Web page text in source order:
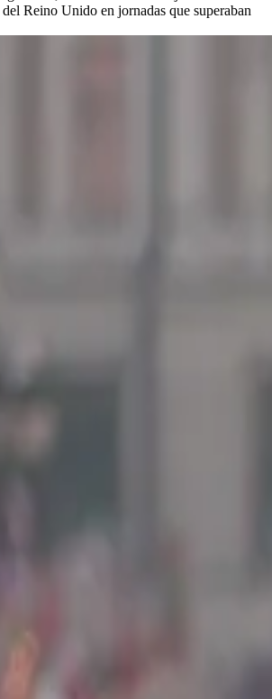
Reino Unido en jornadas que superaban